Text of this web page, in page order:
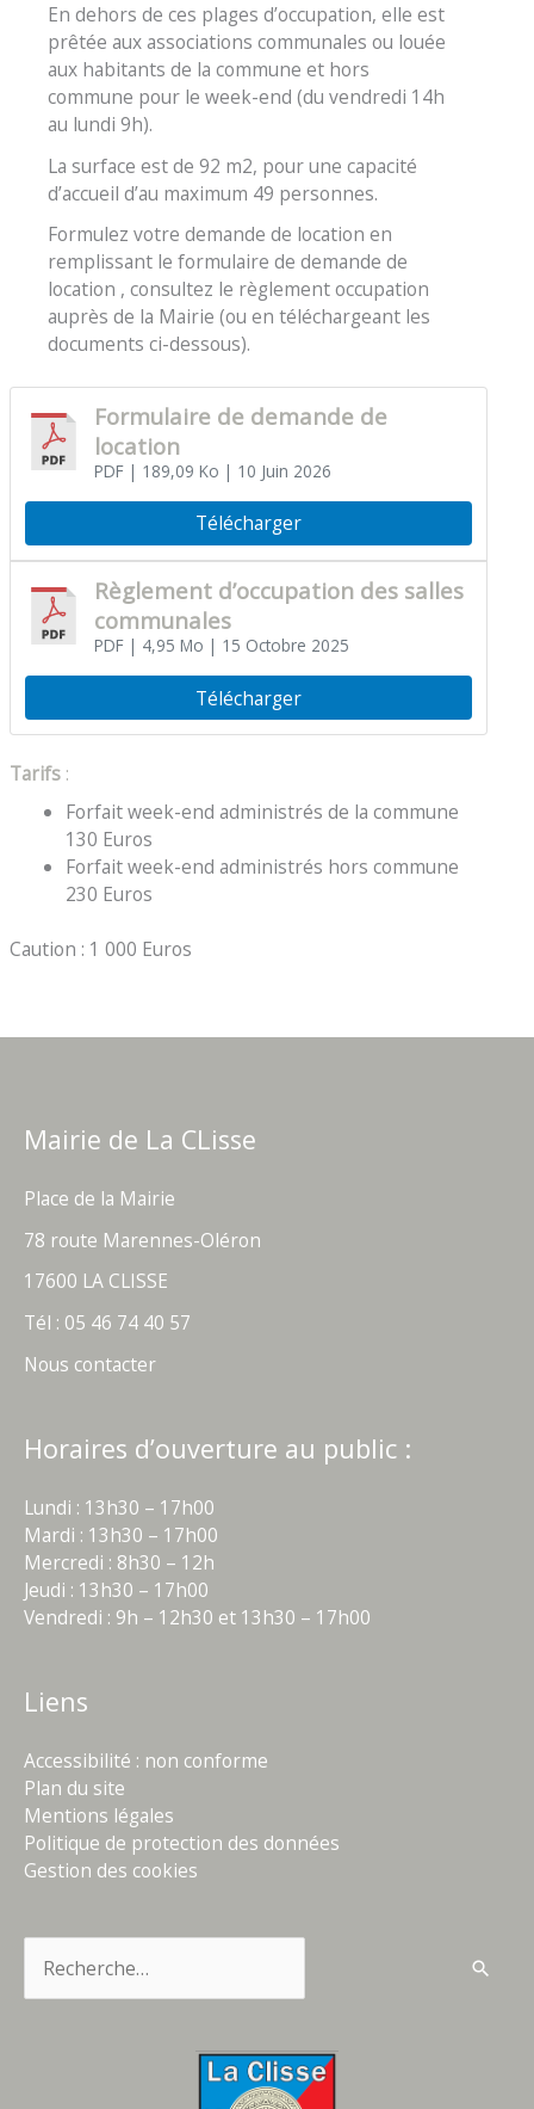
En dehors de ces plages d’occupation, elle est
prêtée aux associations communales ou louée
aux habitants de la commune et hors
commune pour le week-end (du vendredi 14h
au lundi 9h).
La surface est de 92 m2, pour une capacité
d’accueil d’au maximum 49 personnes.
Formulez votre demande de location en
remplissant le formulaire de demande de
location , consultez le règlement occupation
auprès de la Mairie (ou en téléchargeant les
documents ci-dessous).
Formulaire de demande de
location
PDF| 189,09 Ko | 10 Juin 2026
Télécharger
Règlement d’occupation des salles
communales
PDF| 4,95 Mo | 15 Octobre 2025
Télécharger
Tarifs :
Forfait week-end administrés de la commune
130 Euros
Forfait week-end administrés hors commune
230 Euros
Caution : 1 000 Euros
Mairie de La CLisse
Place de la Mairie
78 route Marennes-Oléron
17600 LA CLISSE
Tél : 05 46 74 40 57
Nous contacter
Horaires d’ouverture au public :
Lundi : 13h30 – 17h00
Mardi : 13h30 – 17h00
Mercredi : 8h30 – 12h
Jeudi : 13h30 – 17h00
Vendredi : 9h – 12h30 et 13h30 – 17h00
Liens
Accessibilité : non conforme
Plan du site
Mentions légales
Politique de protection des données
Gestion des cookies